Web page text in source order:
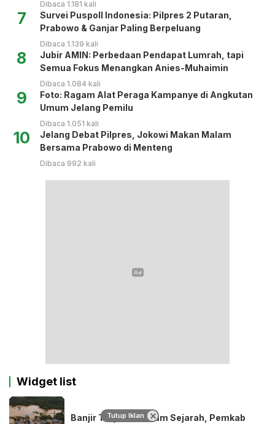
Dibaca 1.181 kali
7
Survei Puspoll Indonesia: Pilpres 2 Putaran,
Prabowo & Ganjar Paling Berpeluang
Dibaca 1.139 kali
8
Jubir AMIN: Perbedaan Pendapat Lumrah, tapi
Semua Fokus Menangkan Anies-Muhaimin
Dibaca 1.084 kali
9
Foto: Ragam Alat Peraga Kampanye di Angkutan
Umum Jelang Pemilu
Dibaca 1.051 kali
10
Jelang Debat Pilpres, Jokowi Makan Malam
Bersama Prabowo di Menteng
Dibaca 992 kali
Widget list
Banjir Terparah dalam Sejarah, Pemkab
Tutup Iklan